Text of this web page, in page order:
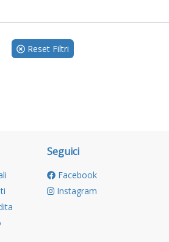
Reset Filtri
Seguici
Facebook
Instagram